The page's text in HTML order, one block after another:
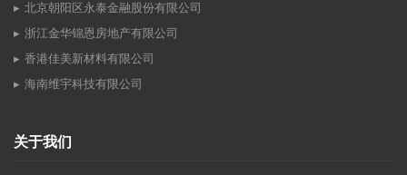
北京朝阳区永泰金融股份有限公司
浙江金华锦恩房地产有限公司
香港佳美新材料有限公司
海南维宇科技有限公司
关于我们